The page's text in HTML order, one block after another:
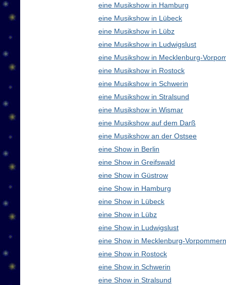
eine Musikshow in Hamburg
eine Musikshow in Lübeck
eine Musikshow in Lübz
eine Musikshow in Ludwigslust
eine Musikshow in Mecklenburg-
eine Musikshow in Rostock
eine Musikshow in Schwerin
eine Musikshow in Stralsund
eine Musikshow in Wismar
eine Musikshow auf dem Darß
eine Musikshow an der Ostsee
eine Show in Berlin
eine Show in Greifswald
eine Show in Güstrow
eine Show in Hamburg
eine Show in Lübeck
eine Show in Lübz
eine Show in Ludwigslust
eine Show in Mecklenburg-
eine Show in Rostock
eine Show in Schwerin
eine Show in Stralsund